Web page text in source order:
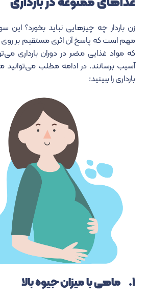
زن باردار چه چیزهایی نباید بخورد؟
مهم است که پاسخ آن اثری مستقیم بر روی
که مواد غذایی مضر در دوران بارداری
آسیب برسانند. در ادامه مطلب می‌توانید
بارداری را ببینید:
۱. ماهی با میزان جیوه بالا